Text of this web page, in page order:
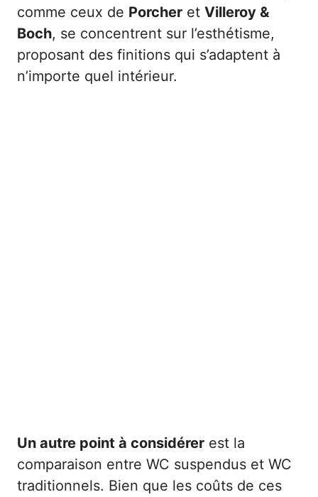
comme ceux de Porcher et Villeroy &
Boch, se concentrent sur l’esthétisme,
proposant des finitions qui s’adaptent à
n’importe quel intérieur.
Un autre point à considérer est la
comparaison entre WC suspendus et WC
traditionnels. Bien que les coûts de ces